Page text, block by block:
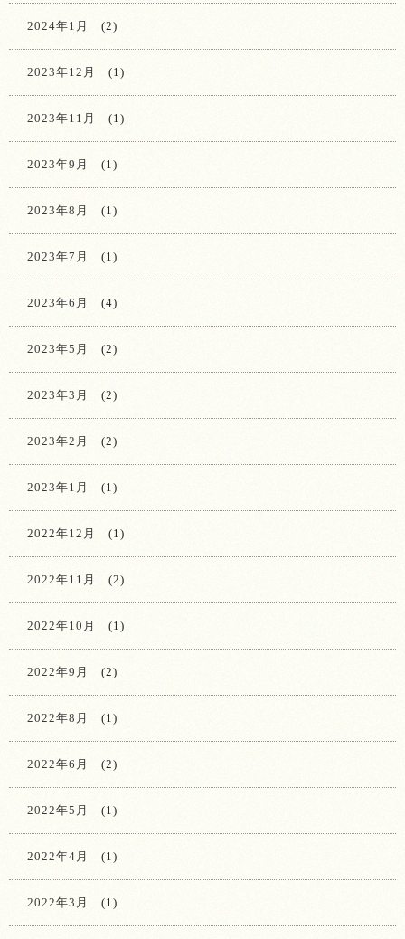
2024年1月 (2)
2023年12月 (1)
2023年11月 (1)
2023年9月 (1)
2023年8月 (1)
2023年7月 (1)
2023年6月 (4)
2023年5月 (2)
2023年3月 (2)
2023年2月 (2)
2023年1月 (1)
2022年12月 (1)
2022年11月 (2)
2022年10月 (1)
2022年9月 (2)
2022年8月 (1)
2022年6月 (2)
2022年5月 (1)
2022年4月 (1)
2022年3月 (1)